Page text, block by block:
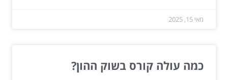
מאי 15, 2025
כמה עולה קורס בשוק ההון?